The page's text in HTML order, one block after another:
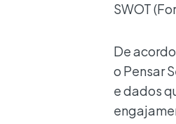
SWOT
De
o Pensar
e dados